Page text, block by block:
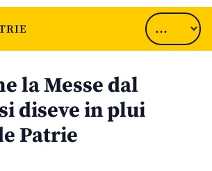
la Messe dal
diseve in plui
Patrie